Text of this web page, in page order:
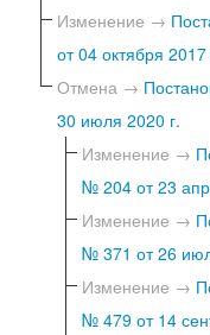
Изменение →
от 04 октября 2017
Отмена →
30 июля 2020 г.
Изменение →
№ 204 от 23
Изменение →
№ 371 от 26
Изменение →
№ 479 от 14